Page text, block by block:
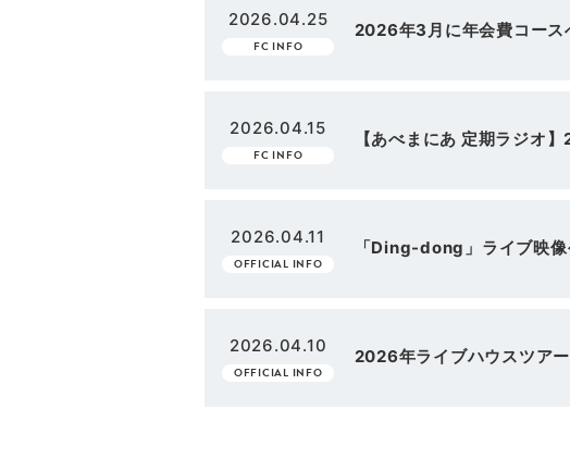
2026.04.25
FC INFO
2026年3月に年会費コース
2026.04.15
FC INFO
【あべまにあ 定期ラジオ
2026.04.11
OFFICIAL INFO
「Ding-dong」ライブ映像
2026.04.10
OFFICIAL INFO
2026年ライブハウスツア